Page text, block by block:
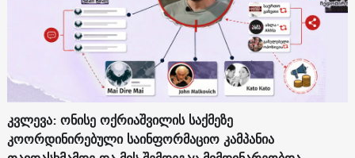
კვლევა: ონისე ოქრიაშვილის საქმეზე
კოორდინირებული საინფორმაციო კამპანია